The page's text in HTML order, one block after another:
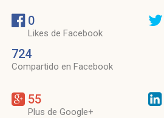
0
Likes de Facebook
724
Compartido en Facebook
55
Plus de Google+